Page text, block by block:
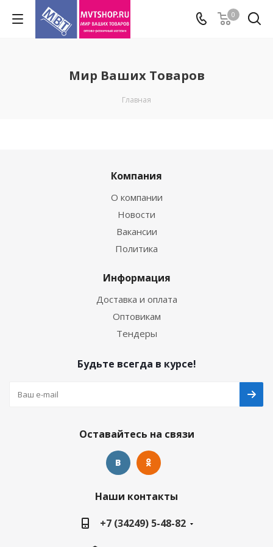
0
Мир Ваших Товаров
Главная
Компания
О компании
Новости
Вакансии
Политика
Информация
Доставка и оплата
Оптовикам
Тендеры
Будьте всегда в курсе!
Оставайтесь на связи
Наши контакты
+7 (34249) 5-48-82